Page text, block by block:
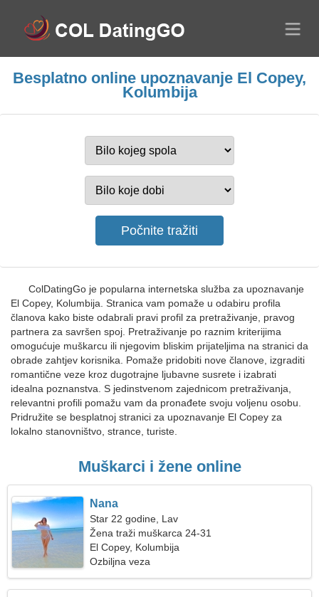
Besplatno online upoznavanje El Copey,
Kolumbija
ColDatingGo je popularna internetska služba za upoznavanje
El Copey, Kolumbija. Stranica vam pomaže u odabiru profila
članova kako biste odabrali pravi profil za pretraživanje, pravog
partnera za savršen spoj. Pretraživanje po raznim kriterijima
omogućuje muškarcu ili njegovim bliskim prijateljima na stranici da
obrade zahtjev korisnika. Pomaže pridobiti nove članove, izgraditi
romantične veze kroz dugotrajne ljubavne susrete i izabrati
idealna poznanstva. S jedinstvenom zajednicom pretraživanja,
relevantni profili pomažu vam da pronađete svoju voljenu osobu.
Pridružite se besplatnoj stranici za upoznavanje El Copey za
lokalno stanovništvo, strance, turiste.
Muškarci i žene online
Nana
Star 22 godine, Lav
Žena traži muškarca 24-31
El Copey, Kolumbija
Ozbiljna veza